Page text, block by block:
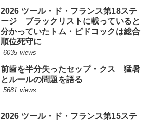
2026 ツール・ド・フランス第18ステ
ージ ブラックリストに載っていると
分かっていたトム・ピドコックは総合
順位死守に
6035 views
前歯を半分失ったセップ・クス 猛暑
とルールの問題を語る
5681 views
2026 ツール・ド・フランス第15ステ